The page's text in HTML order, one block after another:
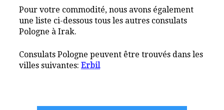
Pour votre commodité, nous avons également
une liste ci-dessous tous les autres consulats
Pologne à Irak.
Consulats Pologne peuvent être trouvés dans les
villes suivantes:Erbil